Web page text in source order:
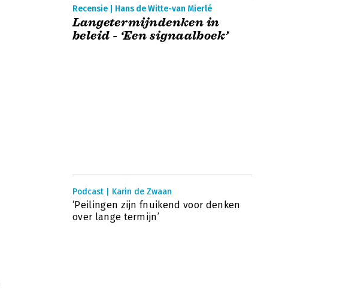
Recensie | Hans de Witte-van Mierlé
Langetermijndenken in
beleid - ‘Een signaalboek’
Podcast | Karin de Zwaan
‘Peilingen zijn fnuikend voor denken
over lange termijn’